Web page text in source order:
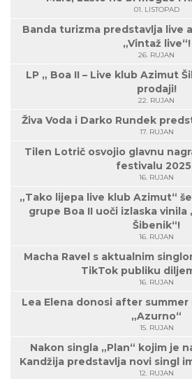
01. LISTOPAD
Banda turizma predstavlja live
„Vintaž live“!
26. RUJAN
LP „ Boa II – Live klub Azimut
prodaji!
22. RUJAN
Živa Voda i Darko Rundek
17. RUJAN
Tilen Lotrič osvojio glavnu
festivalu
16. RUJAN
„Tako lijepa live klub Azimut“
grupe Boa II uoči izlaska
Šibenik“!
16. RUJAN
Macha Ravel s aktualnim
TikTok publiku
16. RUJAN
Lea Elena donosi after
„Azurno“
15. RUJAN
Nakon singla „Plan“ kojim je
Kandžija predstavlja novi singl
12. RUJAN